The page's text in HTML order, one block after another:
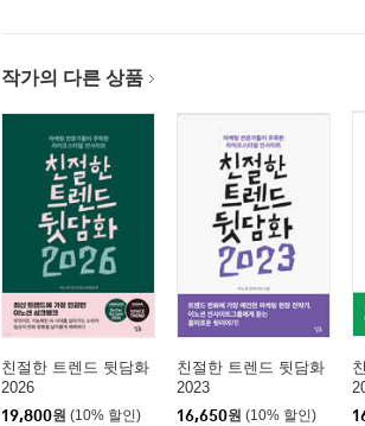
작가의 다른 상품
친절한 트렌드 뒷담화
2026
19,800원 (10% 할인)
친절한 트렌드 뒷담화
2023
16,650원 (10% 할인)